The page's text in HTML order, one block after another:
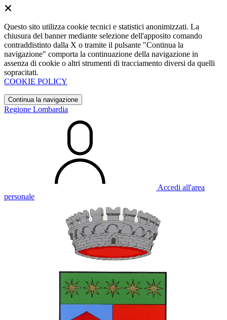
Questo sito utilizza cookie tecnici e statistici anonimizzati. La
chiusura del banner mediante selezione dell'apposito comando
contraddistinto dalla X o tramite il pulsante "Continua la
navigazione" comporta la continuazione della navigazione in
assenza di cookie o altri strumenti di tracciamento diversi da quelli
sopracitati.
COOKIE POLICY
Continua la navigazione
Regione Lombardia
Accedi all'area
personale